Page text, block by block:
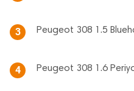
3 Peugeot 308 1.5
4 Peugeot 308 1.6